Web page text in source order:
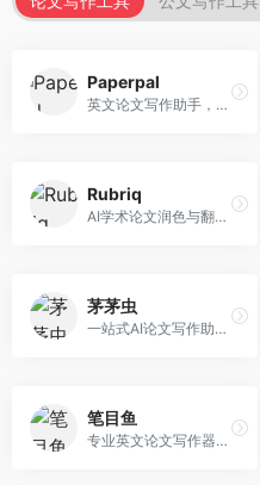
Paperpal
英文论文写作助手，专注于学术英语润色。面向需要发表国际期刊的研究者，提供语法检查、学术表达优化、格式规范等服务，英语表达地道专业。
Rubriq
AI学术论文润色与翻译平台。面向国际期刊投稿者，提供论文润色、翻译、格式调整等服务，支持多语言，学术表达专业规范。
茅茅虫
一站式AI论文写作助手，覆盖学术写作全场景。面向高校学生和科研人员，提供开题报告、文献综述、论文正文等写作服务，支持多学科多类型论文，操作简便。
笔目鱼
专业英文论文写作器，支持学术论文全流程。面向留学生和国际期刊投稿者，提供英文论文撰写、润色、格式调整等服务，学术英语表达规范。